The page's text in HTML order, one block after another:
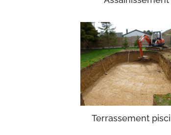
Terrassement